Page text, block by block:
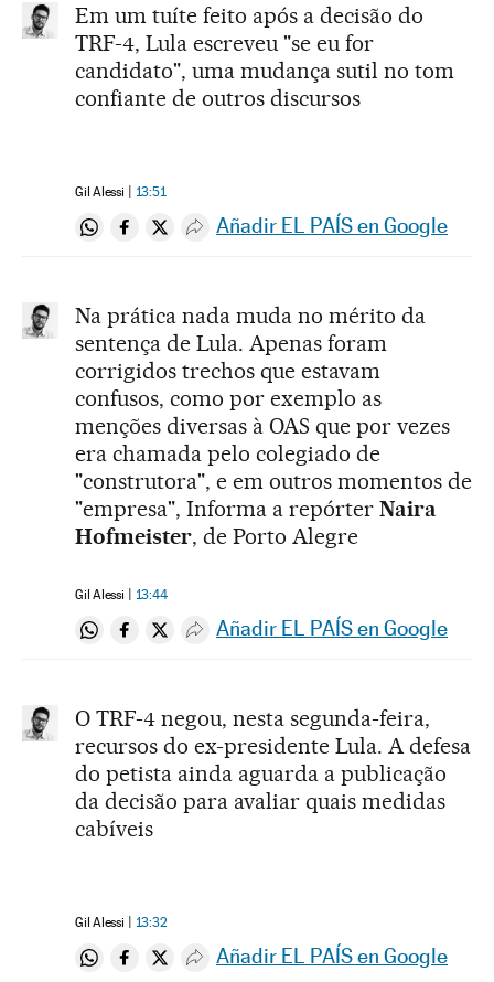
Em um tuíte feito após a decisão do
TRF-4, Lula escreveu "se eu for
candidato", uma mudança sutil no tom
confiante de outros discursos
Gil Alessi 13:51
Compartir en Whatsapp
Compartir en Facebook
Compartir en Twitter
Desplegar Redes Sociales
Añadir EL PAÍS en Google
Na prática nada muda no mérito da
sentença de Lula. Apenas foram
corrigidos trechos que estavam
confusos, como por exemplo as
menções diversas à OAS que por vezes
era chamada pelo colegiado de
"construtora", e em outros momentos de
"empresa", Informa a repórter Naira
Hofmeister, de Porto Alegre
Gil Alessi 13:44
Compartir en Whatsapp
Compartir en Facebook
Compartir en Twitter
Desplegar Redes Sociales
Añadir EL PAÍS en Google
O TRF-4 negou, nesta segunda-feira,
recursos do ex-presidente Lula. A defesa
do petista ainda aguarda a publicação
da decisão para avaliar quais medidas
cabíveis
Gil Alessi 13:32
Compartir en Whatsapp
Compartir en Facebook
Compartir en Twitter
Desplegar Redes Sociales
Añadir EL PAÍS en Google